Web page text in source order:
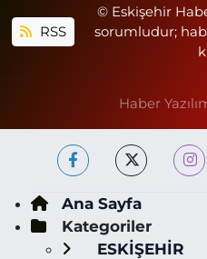
RSS
© Eskişehir
sorumludur;
Haber
Ana Sayfa
Kategoriler
ESKİŞEHİR